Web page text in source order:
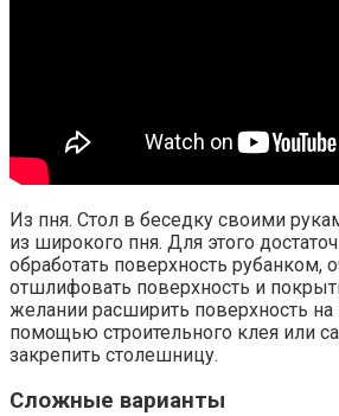
Из пня. Стол в беседку своими
из широкого пня. Для этого
обработать поверхность рубанком,
отшлифовать поверхность и
желании расширить поверхность на
помощью строительного клея или
закрепить столешницу.
Сложные варианты